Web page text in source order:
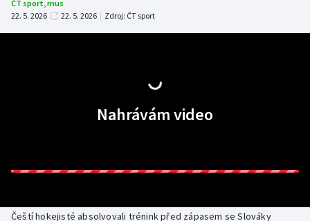
ČT sport,mus
22. 5. 2026
22. 5. 2026 | Zdroj: ČT sport
Nahrávám video
Čeští hokejisté absolvovali trénink před zápasem se Slováky